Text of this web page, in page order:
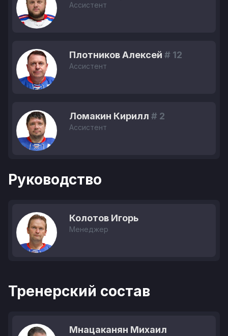
Ассистент
Плотников Алексей # 12
Ассистент
Ломакин Кирилл # 2
Ассистент
Руководство
Колотов Игорь
Менеджер
Тренерский состав
Мнацаканян Михаил